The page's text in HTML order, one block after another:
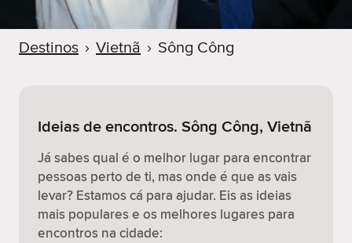
Destinos › Vietnã › Sông Công
Ideias de encontros. Sông Công, Vietnã
Já sabes qual é o melhor lugar para encontrar
pessoas perto de ti, mas onde é que as vais
levar? Estamos cá para ajudar. Eis as ideias
mais populares e os melhores lugares para
encontros na cidade: